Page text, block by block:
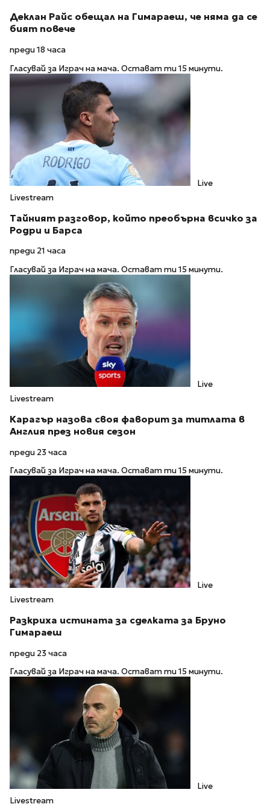
Деклан Райс обещал на Гимараеш, че няма да се
бият повече
преди 18 часа
Гласувай за Играч на мача. Остават ти 15 минути.
Live
Livestream
Тайният разговор, който преобърна всичко за
Родри и Барса
преди 21 часа
Гласувай за Играч на мача. Остават ти 15 минути.
Live
Livestream
Карагър назова своя фаворит за титлата в
Англия през новия сезон
преди 23 часа
Гласувай за Играч на мача. Остават ти 15 минути.
Live
Livestream
Разкриха истината за сделката за Бруно
Гимараеш
преди 23 часа
Гласувай за Играч на мача. Остават ти 15 минути.
Live
Livestream